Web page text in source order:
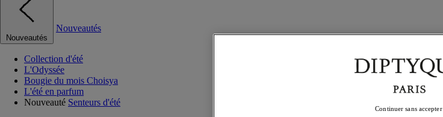
Nouveautés
Nouveautés
Collection d'été
L'Odyssée
Bougie du mois Choisya
L'été en parfum
Nouveauté Senteurs d'été
Continuer sans accepter